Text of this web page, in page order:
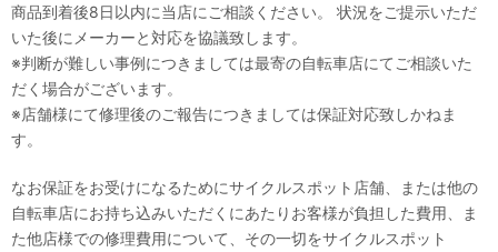
商品到着後8日以内に当店にご相談ください。 状況をご提示いただ
いた後にメーカーと対応を協議致します。
※判断が難しい事例につきましては最寄の自転車店にてご相談いた
だく場合がございます。
※店舗様にて修理後のご報告につきましては保証対応致しかねま
す。
なお保証をお受けになるためにサイクルスポット店舗、または他の
自転車店にお持ち込みいただくにあたりお客様が負担した費用、ま
た他店様での修理費用について、その一切をサイクルスポット